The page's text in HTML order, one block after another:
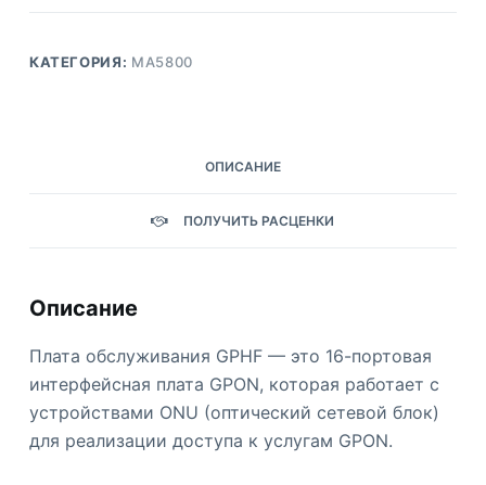
КАТЕГОРИЯ: MA5800
ОПИСАНИЕ
ПОЛУЧИТЬ РАСЦЕНКИ
Описание
Плата обслуживания GPHF — это 16-портовая
интерфейсная плата GPON, которая работает с
устройствами ONU (оптический сетевой блок)
для реализации доступа к услугам GPON.